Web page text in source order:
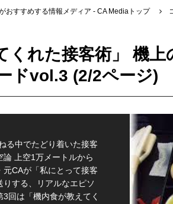
おすすめする情報メディア - CA Mediaトップ
くれた接客術」 機
ドvol.3 (2/2ページ)
る中でたどり着いた接客
上空1万メートルから
CAが「私にとって接客
する、リアルなエピソ
回は「機内食が教えてく